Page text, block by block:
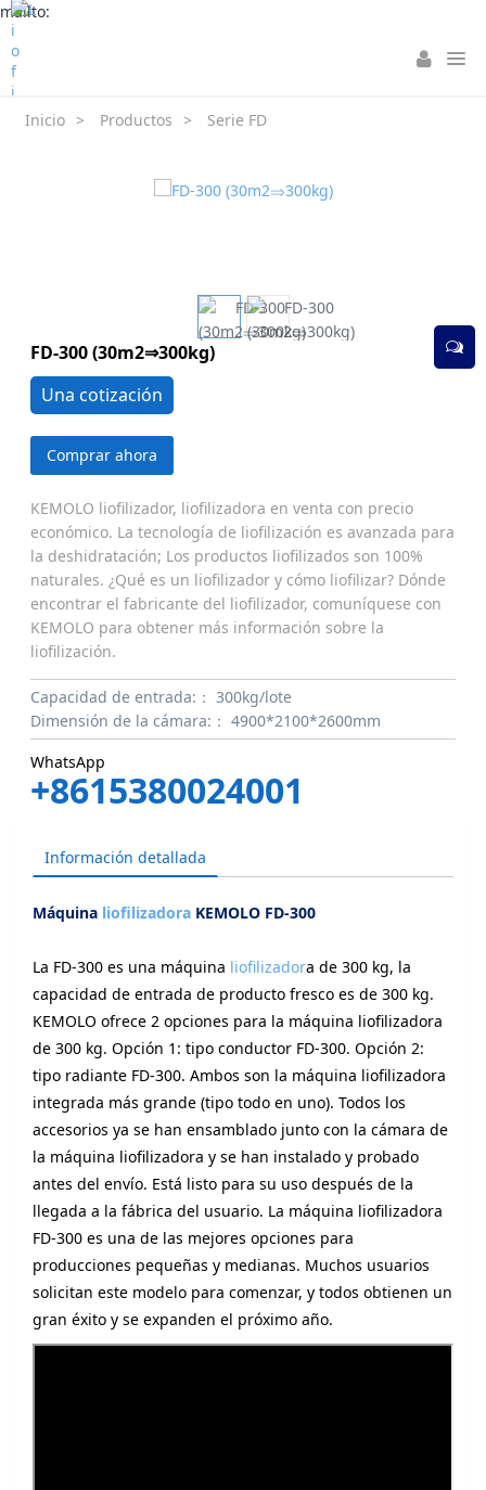
mailto:
Inicio > Productos > Serie FD
FD-300 (30m2⇒300kg)
Una cotización
Comprar ahora
KEMOLO liofilizador, liofilizadora en venta con precio
económico. La tecnología de liofilización es avanzada para
la deshidratación; Los productos liofilizados son 100%
naturales. ¿Qué es un liofilizador y cómo liofilizar? Dónde
encontrar el fabricante del liofilizador, comuníquese con
KEMOLO para obtener más información sobre la
liofilización.
Capacidad de entrada:： 300kg/lote
Dimensión de la cámara:： 4900*2100*2600mm
WhatsApp
+8615380024001
Información detallada
Máquina liofilizadora KEMOLO FD-300
La FD-300 es una máquina liofilizadora de 300 kg, la
capacidad de entrada de producto fresco es de 300 kg.
KEMOLO ofrece 2 opciones para la máquina liofilizadora
de 300 kg. Opción 1: tipo conductor FD-300. Opción 2:
tipo radiante FD-300. Ambos son la máquina liofilizadora
integrada más grande (tipo todo en uno). Todos los
accesorios ya se han ensamblado junto con la cámara de
la máquina liofilizadora y se han instalado y probado
antes del envío. Está listo para su uso después de la
llegada a la fábrica del usuario. La máquina liofilizadora
FD-300 es una de las mejores opciones para
producciones pequeñas y medianas. Muchos usuarios
solicitan este modelo para comenzar, y todos obtienen un
gran éxito y se expanden el próximo año.